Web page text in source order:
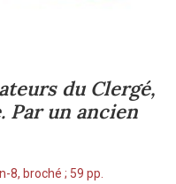
du Clergé,
Par un ancien
8, broché ; 59 pp.